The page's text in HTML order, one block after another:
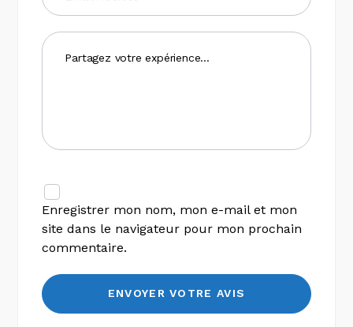
Enregistrer mon nom, mon e-mail et mon
site dans le navigateur pour mon prochain
commentaire.